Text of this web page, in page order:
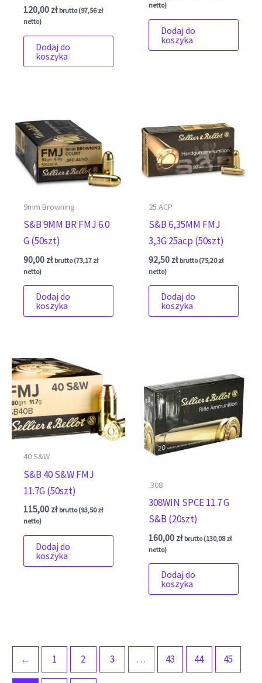
120,00 zł brutto (97,56zł
netto)
Dodaj do
koszyka
netto)
Dodaj do
koszyka
9mm Browning
S&B 9MM BR FMJ 6.0
G (50szt)
90,00 zł brutto (73,17 zł
netto)
Dodaj do
koszyka
25 ACP
S&B 6,35MM FMJ
3,3G 25acp (50szt)
92,50 zł brutto (75,20zł
netto)
Dodaj do
koszyka
40 S&W
S&B 40 S&W FMJ
11.7G (50szt)
115,00 zł brutto (93,50zł
netto)
Dodaj do
koszyka
.308
308WIN SPCE 11.7 G
S&B (20szt)
160,00 zł brutto (130,08zł
netto)
Dodaj do
koszyka
← 1 2 3 … 43 44 45